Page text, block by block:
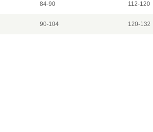
84-90 112-120
90-104 120-132